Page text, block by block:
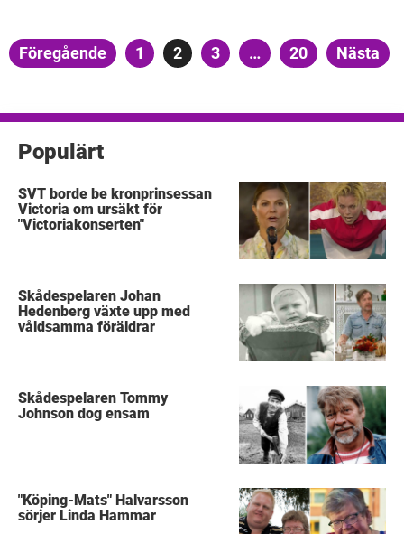
Sidnumrering
Föregående Sida
1 Sida
2 Sida
3 … Sida
20 Nästa
Populärt
SVT borde be kronprinsessan
Victoria om ursäkt för
"Victoriakonserten"
Skådespelaren Johan
Hedenberg växte upp med
våldsamma föräldrar
Skådespelaren Tommy
Johnson dog ensam
"Köping-Mats" Halvarsson
sörjer Linda Hammar